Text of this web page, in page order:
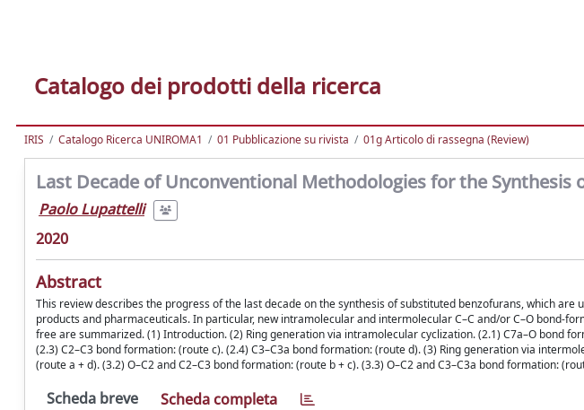
Catalogo dei prodotti della ricerca
IRIS Catalogo Ricerca UNIROMA1 01 Pubblicazione su rivista 01g Articolo di rassegna (Review)
Last Decade of Unconventional Methodologies for the Synthesis
Paolo Lupattelli
2020
Abstract
This review describes the progress of the last decade on the synthesis of substituted benzofurans, which
products and pharmaceuticals. In particular, new intramolecular and intermolecular C–C and/or C–O bond-
free are summarized. (1) Introduction. (2) Ring generation via intramolecular cyclization. (2.1) C7a–O bond
(2.3) C2–C3 bond formation: (route c). (2.4) C3–C3a bond formation: (route d). (3) Ring generation via
(route a + d). (3.2) O–C2 and C2–C3 bond formation: (route b + c). (3.3) O–C2 and C3–C3a bond formation:
Scheda breve Scheda completa